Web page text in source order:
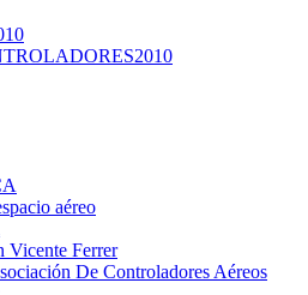
aéreo
Vicente Ferrer
De Controladores Aéreos